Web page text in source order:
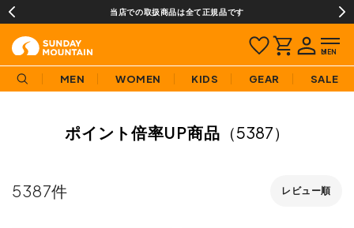
当店での取扱商品は全て正規品です
MEN WOMEN KIDS GEAR SALE
ポイント倍率UP商品 （5387）
レビュー順
5387